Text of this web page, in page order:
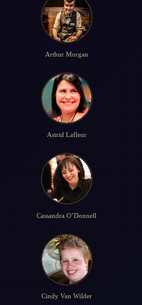
Arthur Morgan
Astrid Lafleur
Cassandra O’Donnell
Cindy Van Wilder